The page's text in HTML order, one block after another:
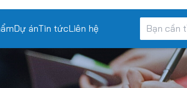
Dự ánTin tứcLiên hệ